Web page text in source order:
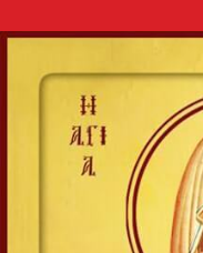
mantie roșie